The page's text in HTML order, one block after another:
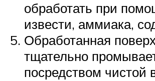
обработать при
извести, аммиака,
Обработанная
тщательно
посредством чистой